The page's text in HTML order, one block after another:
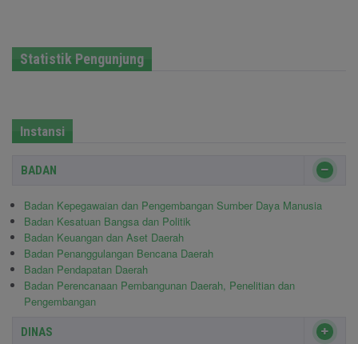
Statistik Pengunjung
Instansi
BADAN
Badan Kepegawaian dan Pengembangan Sumber Daya Manusia
Badan Kesatuan Bangsa dan Politik
Badan Keuangan dan Aset Daerah
Badan Penanggulangan Bencana Daerah
Badan Pendapatan Daerah
Badan Perencanaan Pembangunan Daerah, Penelitian dan
Pengembangan
DINAS